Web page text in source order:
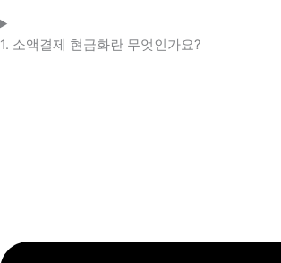
1. 소액결제 현금화란 무엇인가요?